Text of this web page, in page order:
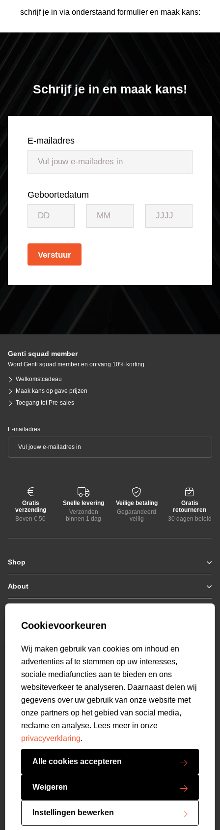
schrijf je in via onderstaand formulier en maak kans:
Schrijf je in en maak kans!
E-mailadres
Geboortedatum
Verstuur
Genti squad member
Word Genti squad member en ontvang 10% korting.
Welkomstcadeau
Maak kans op gave prijzen
Toegang tot Pre-sales
E-mailadres
Gratis
verzending
Boven € 50
Snelle levering
Verzonden
binnen 1 dag
Veilige betaling
Gegarandeerd
veilig
Gratis
retourneren
30 dagen beleid
Shop
Zomerjassen
Jassen / Coats
Colberts
Hoodies
Polo's
T-shirts
Overshirts
Overhemden
Sweatpants
Broeken
Short sweatpants
Shorts
Schoenen
Swimwear
Accessoires
About
Who we are
Genti X PSV
Bestellen & Betalen
Retourneren
Veelgestelde vragen
Mijn Account
beoordelingen
Privacy verklaring
Cookies resetten
Dealerlogin
Cookievoorkeuren
Wij maken gebruik van cookies om inhoud en
advertenties af te stemmen op uw interesses,
sociale mediafuncties aan te bieden en ons
websiteverkeer te analyseren. Daarnaast delen wij
gegevens over uw gebruik van onze website met
onze partners op het gebied van social media,
reclame en analyse. Lees meer in onze
privacyverklaring.
Alle cookies accepteren
Weigeren
Instellingen bewerken